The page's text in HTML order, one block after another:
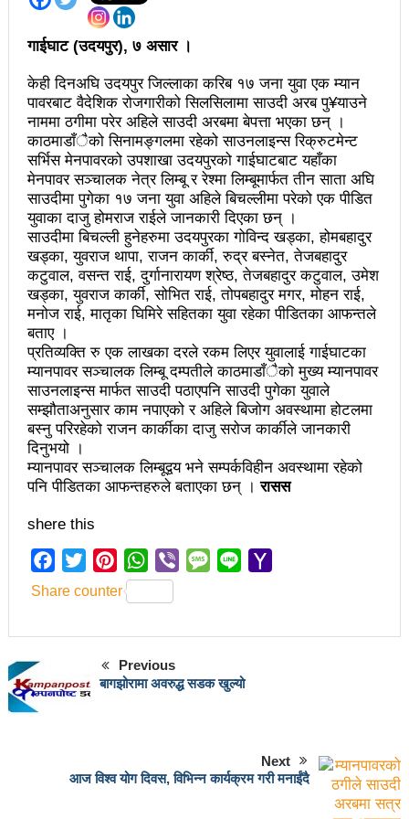
अझ सुदृढ बनाएको छः प्रचण्ड
आज प्रतिनिधिसभा सदस्य निर्वाचनः देशैभर मतदान जारी
बैतडीमा जन्तिबस दुर्घटनाः १३ जनाको मृत्यु
कविता – अपजश
पुरस्कार वितरणबिनै काउन्सिलले सम्पन्न गर्‍यो वार्षिकोत्सव
हितेन्द्रदेव शाक्यलाई पद छाड्नुपर्ने नैतिक दबाबः समय बुझेर
बाटो खुलाउन मन्त्री घिसिङको म्यासेज
खतिवडाको नयाँ गीत जमाना आजकाल
सहनशीलताको ब्रेक
राममाया च्यामिनीसँग दशरथ चन्दको अनुरोध – प्रेमविनोद नन्दन
चलचित्र विकास बोर्डका नवनियुक्त सदस्य गणेश सुवेदीलाई
आइएनएनएफद्वारा सम्मान
एनआरएनए बेलायतको अध्यक्षमा जिलिङका पुडासैनी
महानगर यातायातले थप्यो १२ वटा विद्युतीय बस
गणेश पण्डितको कवितासङ्ग्रह कालापानी लोकार्पण
फोहोरमैला व्यवस्थापन संघ नेपालको अध्यक्षमा नुवाकोटका घिमिरे
समाचार हटाउने अदालतको आदेश र पत्रकार पक्राउ पुर्जीबारे
लोकतान्त्रिक सहिद सन्तति वृत्ति कोष स्थापनाः सहिदका
गाईघाट (उदयपुर), ७ असार ।
केही दिनअघि उदयपुर जिल्लाका करिब १७ जना युवा एक म्यान
पावरबाट वैदेशिक रोजगारीको सिलसिलामा साउदी अरब पु¥याउने
नाममा ठगीमा परेर अहिले साउदी अरबमा बेपत्ता भएका छन् ।
काठमाडाँैको सिनामङ्गलमा रहेको साउनलाइन्स रिक्रुटमेन्ट
सर्भिस मेनपावरको उपशाखा उदयपुरको गाईघाटबाट यहाँका
मेनपावर सञ्चालक नेत्र लिम्बू र रेश्मा लिम्बूमार्फत तीन साता अघि
साउदीमा पुगेका १७ जना युवा अहिले बिचल्लीमा परेको एक पीडित
युवाका दाजु होमराज राईले जानकारी दिएका छन् ।
साउदीमा बिचल्ली हुनेहरुमा उदयपुरका गोविन्द खड्का, होमबहादुर
खड्का, युवराज थापा, राजन कार्की, रुद्र बस्नेत, तेजबहादुर
कटुवाल, वसन्त राई, दुर्गानारायण श्रेष्ठ, तेजबहादुर कटुवाल, उमेश
खड्का, युवराज कार्की, सोभित राई, तोपबहादुर मगर, मोहन राई,
मनोज राई, मातृका घिमिरे सहितका युवा रहेका पीडितका आफन्तले
बताए ।
प्रतिव्यक्ति रु एक लाखका दरले रकम लिएर युवालाई गाईघाटका
म्यानपावर सञ्चालक लिम्बू दम्पतीले काठमाडाँैको मुख्य म्यानपावर
साउनलाइन्स मार्फत साउदी पठाएपनि साउदी पुगेका युवाले
सम्झौताअनुसार काम नपाएको र अहिले बिजोग अवस्थामा होटलमा
बस्नु परिरहेको राजन कार्कीका दाजु सरोज कार्कीले जानकारी
दिनुभयो ।
म्यानपावर सञ्चालक लिम्बूद्वय भने सम्पर्कविहीन अवस्थामा रहेको
पनि पीडितका आफन्तहरुले बताएका छन् । रासस
shere this
Facebook
TwitterPinterestWhatsApp
Viber Message
Line
Share counter
Previous
बागझोरामा अवरुद्ध सडक खुल्यो
Next
आज विश्व योग दिवस, विभिन्न कार्यक्रम गरी मनाईंदै